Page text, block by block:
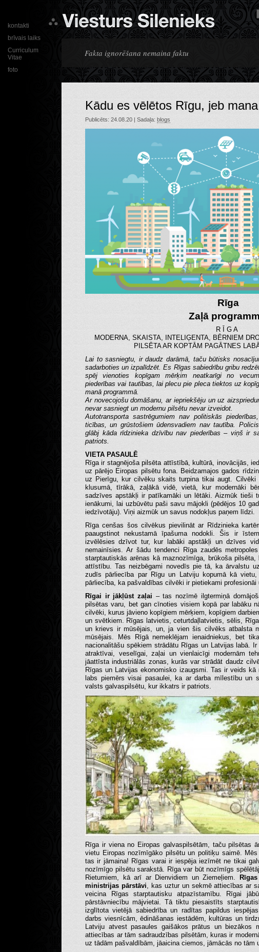
Fakta ignorēšana nemaina faktu
kontakti
brīvais laiks
Curriculum
Vitae
foto
Kādu es vēlētos Rīgu, jeb
Publicēts: 24.08.20 | Sadaļa: blogs
Rīga
Zaļā
R Ī G A
MODERNA, SKAISTA, INTELIĢENTA, BĒRNIEM
PILSĒTA AR KOPTĀM PAGĀTNES
Lai to sasniegtu, ir daudz darāmā, taču būtisks
sadarboties un izpalīdzēt. Es Rīgas sabiedrību gribu
spēj vienoties kopīgam mērķim neatkarīgi no
piederības vai tautības, lai plecu pie pleca tiektos uz
manā programmā.
Ar novecojošu domāšanu, ar iepriekšēju un uz
nevar sasniegt un modernu pilsētu nevar izveidot.
Autotransporta sastrēgumiem nav politiskās
ticības, un grūstošiem ūdensvadiem nav tautība.
glābj kāda rīdzinieka dzīvību nav piederības – viņš ir
patriots.
VIETA PASAULĒ
Rīga ir stagnējoša pilsēta attīstībā, kultūrā, inovācijās,
uz pārējo Eiropas pilsētu fona. Beidzamajos gados
uz Pierīgu, kur cilvēku skaits turpina tikai augt.
klusumā, tīrākā, zaļākā vidē, vietā, kur modernāki
sadzīves apstākļi ir patīkamāki un lētāki. Aizmūk tieši
ienākumi, lai uzbūvētu paši savu mājokli (pēdējos 10
iedzīvotāju). Viņi aizmūk un savus nodokļus paņem līdzi.
Rīga cenšas šos cilvēkus pievilināt ar Rīdzinieka
paaugstinot nekustamā īpašuma nodokli. Šis ir
izvēlēsies dzīvot tur, kur labāki apstākļi un dzīves
nemainīsies. Ar šādu tendenci Rīga zaudēs
starptautiskās arēnas kā maznozīmīga, brūkoša
attīstību. Tas neizbēgami novedīs pie tā, ka ārvalstu
zudīs pārliecība par Rīgu un Latviju kopumā kā
pārliecība, ka pašvaldības cilvēki ir pietiekami
Rīgai ir jākļūst zaļai – tas nozīmē ilgtermiņā
pilsētas varu, bet gan cīnoties visiem kopā par labāku
cilvēki, kurus jāvieno kopīgiem mērķiem, kopīgiem
un svētkiem. Rīgas latvietis, ceturtdaļlatvietis, sēlis,
un krievs ir mūsējais, un, ja vien šis cilvēks atbalsta
mūsējais. Mēs Rīgā nemeklējam ienaidniekus, bet
nacionalitāšu spēkiem strādātu Rīgas un Latvijas labā.
atraktīvai, veselīgai, zaļai un vienlaicīgi modernām
jāattīsta industriālās zonas, kurās var strādāt daudz
Rīgas un Latvijas ekonomisko izaugsmi. Tas ir veids
labs piemērs visai pasaulei, ka ar darba mīlestību un
valsts galvaspilsētu, kur ikkatrs ir patriots.
Rīga ir viena no Eiropas galvaspilsētām, taču pilsētas
vietu Eiropas nozīmīgāko pilsētu un politiķu saimē.
tas ir jāmaina! Rīgas varai ir iespēja iezīmēt ne tikai
nozīmīgo pilsētu sarakstā. Rīga var būt nozīmīgs
Rietumiem, kā arī ar Dienvidiem un Ziemeļiem.
ministrijas pārstāvi, kas uztur un sekmē attiecības ar
veicina Rīgas starptautisku atpazīstamību. Rīgai
pārstāvniecību mājvietai. Tā tiktu piesaistīts
izglītota vietējā sabiedrība un radītas papildus
darbs viesnīcām, ēdināšanas iestādēm, kultūras un
Latviju atvest pasaules gaišākos prātus un biezākos
attiecības ar tām sadraudzības pilsētām, kuras ir
uz tādām pašvaldībām, jāaicina ciemos, jāmācās no tām